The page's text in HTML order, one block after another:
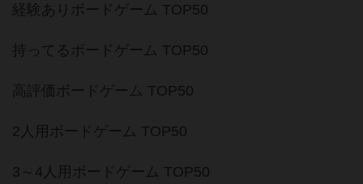
経験ありボードゲーム TOP50
持ってるボードゲーム TOP50
高評価ボードゲーム TOP50
2人用ボードゲーム TOP50
3～4人用ボードゲーム TOP50